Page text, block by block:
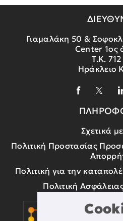
Γιαμαλάκη 50 &
Center 1ος
Τ.Κ.
Ηράκλειο
Σχετικά
Πολιτική Προστασίας
Πολιτική για την
Πολιτική